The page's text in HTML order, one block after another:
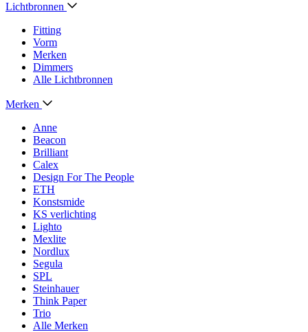
Lichtbronnen
Fitting
Vorm
Merken
Dimmers
Alle Lichtbronnen
Merken
Anne
Beacon
Brilliant
Calex
Design For The People
ETH
Konstsmide
KS verlichting
Lighto
Mexlite
Nordlux
Segula
SPL
Steinhauer
Think Paper
Trio
Alle Merken